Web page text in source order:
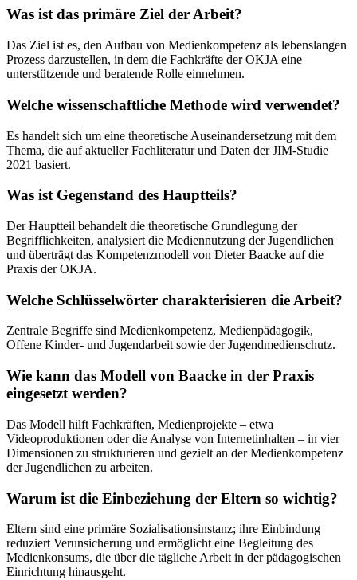
Was ist das primäre Ziel der Arbeit?
Das Ziel ist es, den Aufbau von Medienkompetenz als lebenslangen
Prozess darzustellen, in dem die Fachkräfte der OKJA eine
unterstützende und beratende Rolle einnehmen.
Welche wissenschaftliche Methode wird verwendet?
Es handelt sich um eine theoretische Auseinandersetzung mit dem
Thema, die auf aktueller Fachliteratur und Daten der JIM-Studie
2021 basiert.
Was ist Gegenstand des Hauptteils?
Der Hauptteil behandelt die theoretische Grundlegung der
Begrifflichkeiten, analysiert die Mediennutzung der Jugendlichen
und überträgt das Kompetenzmodell von Dieter Baacke auf die
Praxis der OKJA.
Welche Schlüsselwörter charakterisieren die Arbeit?
Zentrale Begriffe sind Medienkompetenz, Medienpädagogik,
Offene Kinder- und Jugendarbeit sowie der Jugendmedienschutz.
Wie kann das Modell von Baacke in der Praxis
eingesetzt werden?
Das Modell hilft Fachkräften, Medienprojekte – etwa
Videoproduktionen oder die Analyse von Internetinhalten – in vier
Dimensionen zu strukturieren und gezielt an der Medienkompetenz
der Jugendlichen zu arbeiten.
Warum ist die Einbeziehung der Eltern so wichtig?
Eltern sind eine primäre Sozialisationsinstanz; ihre Einbindung
reduziert Verunsicherung und ermöglicht eine Begleitung des
Medienkonsums, die über die tägliche Arbeit in der pädagogischen
Einrichtung hinausgeht.